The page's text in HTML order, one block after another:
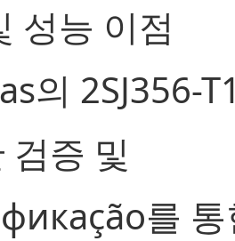
성능 이점
의 2SJ356-
검증 및
를